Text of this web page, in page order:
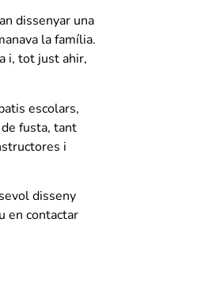
dissenyar una
la família.
i, tot just ahir,
escolars,
fusta, tant
i
disseny
en contactar